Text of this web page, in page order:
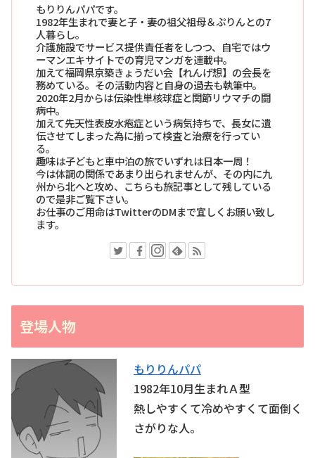
もりりんパパです。
1982年生まれで妻と子・妻の祖父祖母＆ぷりんとの7
人暮らし。
介護施設でサービス提供責任者をしつつ、自宅ではウ
ーマンエキサイトでの育児マンガを連載中。
加えて福岡県京築きょうだい会【れんげ想】の会長を
務めている。その活動内容と自身の過去も執筆中。
2020年2月からは伝染性単核球症と関節リウマチの闘
病中。
加えて先天性表皮水疱症という病気持ちで、長女に遺
伝させてしまった為に揃って検査と治療を行ってい
る。
趣味は子どもと車中泊の旅でいずれは日本一周！
今は体調の関係であまり出られませんが、その内に九
州から北へと攻め、こちらも旅記事として残している
ので是非ご覧下さい。
お仕事のご用命はTwitterのDMまで宜しくお願い致し
ます。
登場人物
もりりんパパ
1982年10月生まれＡ型
熱しやすくて冷めやすくて面倒く
さがりな人。